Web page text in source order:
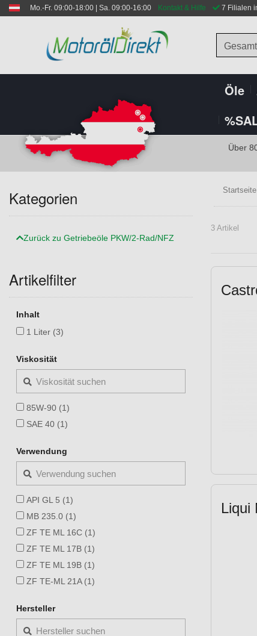
Mo.-Fr. 09:00-18:00 | Sa. 09:00-16:00 Kontakt & Hilfe 7 Filialen
Öle
Über
Startseite
3 Artikel
Liqui
Kategorien
Zurück zu Getriebeöle PKW/2-Rad/NFZ
Artikelfilter
Inhalt
1 Liter (3)
Viskosität
85W-90 (1)
SAE 40 (1)
Verwendung
API GL 5 (1)
MB 235.0 (1)
ZF TE ML 16C (1)
ZF TE ML 17B (1)
ZF TE ML 19B (1)
ZF TE-ML 21A (1)
Hersteller